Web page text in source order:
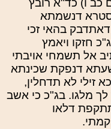
כב ו) כד"א רובץ
דנשמתא
בהאי זכי
חזקו ויאמץ
אל תשמחי אויבתי
דנפקת שכינתא
זילי לא תדחלין,
מלגו. בג"כ כי אשב
דלאו